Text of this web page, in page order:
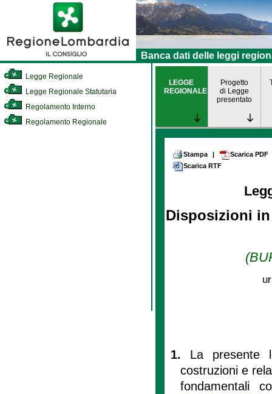
Banca dati delle leggi
Legge Regionale
Legge Regionale Statutaria
Regolamento Interno
Regolamento Regionale
LEGGE
REGIONALE
Progetto
di Legge
presentato
Stampa |
Scarica PDF
Scarica RTF
Disposizioni
1. La presente
costruzioni e
fondamentali